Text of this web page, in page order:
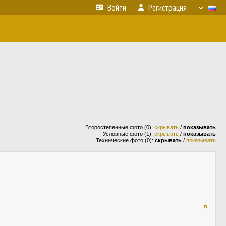
Войти Регистрация
Второстепенные фото (0): скрывать / показывать
Условные фото (1): скрывать / показывать
Технические фото (0): скрывать / показывать
¤